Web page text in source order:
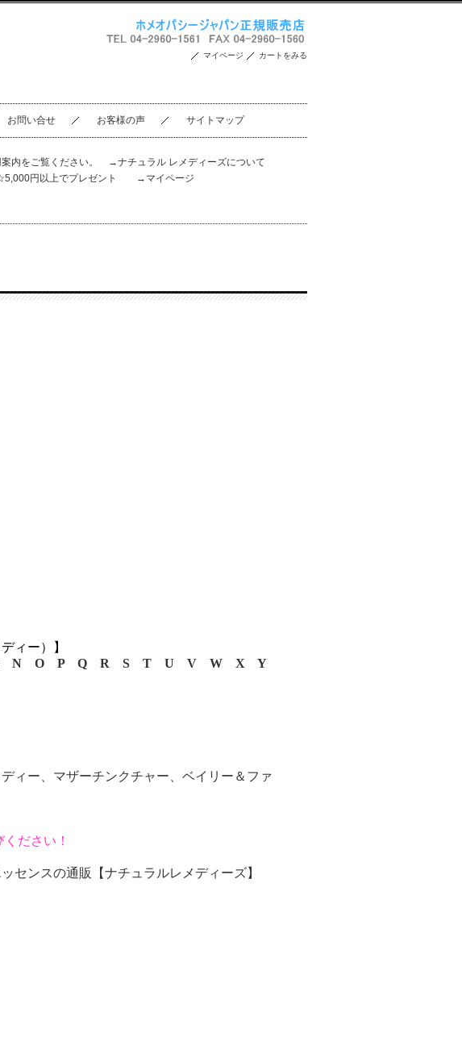
マイページ カートをみる
お問い合せ お客様の声 サイトマップ
内をご覧ください。
→ナチュラル レメディーズについて
円以上でプレゼント →マイページ
ィー）】
N O P Q R S T U V W X
Y
ィー、マザーチンクチャー、ベイリー＆ファ
ださい！
センスの通販【ナチュラルレメディーズ】